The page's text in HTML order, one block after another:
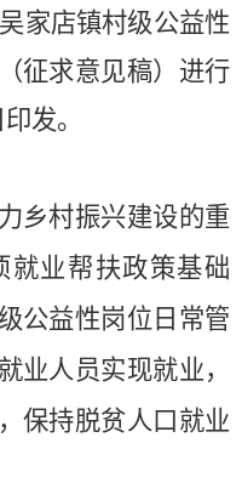
吴家店镇村级公益性
（征求意见稿） 进行
印发。
乡村振兴建设的重
就业帮扶政策基础
公益性岗位日常管
业人员实现就业，
保持脱贫人口就业